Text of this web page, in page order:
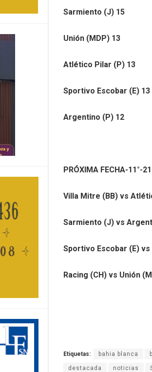
Sarmiento (J) 15
Unión (MDP) 13
Atlético Pilar (P) 13
Sportivo Escobar (E) 13
Argentino (P) 12
PRÓXIMA FECHA-11°-
Villa Mitre (BB) vs
Sarmiento (J) vs
Sportivo Escobar (E)
Racing (CH) vs Unión
Etiquetas: bahia blanca
destacada noticias